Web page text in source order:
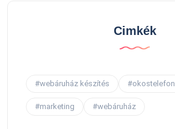
Cimkék
#webáruház készítés #okostelefon
#marketing #webáruház